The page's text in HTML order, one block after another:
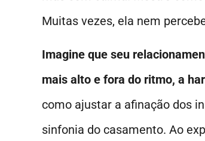
Muitas vezes, ela nem
Imagine que seu
mais alto e fora do ritmo, a
como ajustar a afinação dos
sinfonia do casamento. Ao